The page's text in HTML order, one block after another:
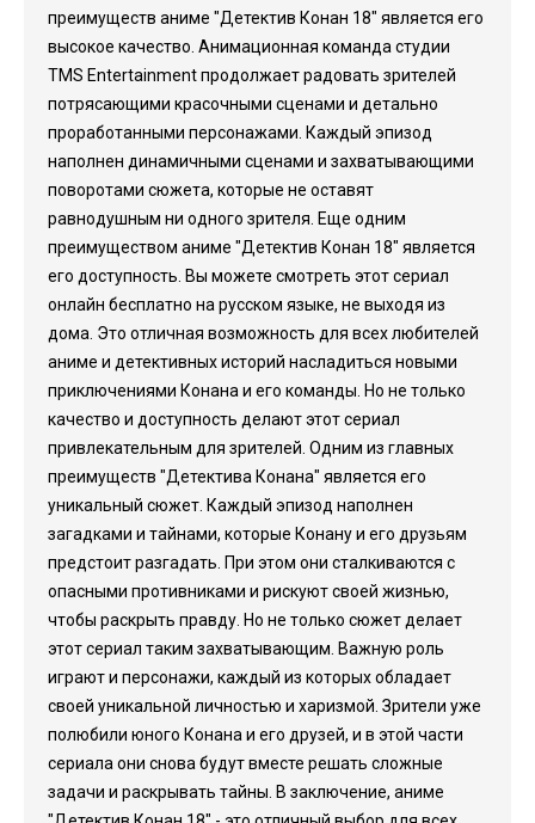
преимуществ аниме "Детектив Конан 18" является его
высокое качество. Анимационная команда студии
TMS Entertainment продолжает радовать зрителей
потрясающими красочными сценами и детально
проработанными персонажами. Каждый эпизод
наполнен динамичными сценами и захватывающими
поворотами сюжета, которые не оставят
равнодушным ни одного зрителя. Еще одним
преимуществом аниме "Детектив Конан 18" является
его доступность. Вы можете смотреть этот сериал
онлайн бесплатно на русском языке, не выходя из
дома. Это отличная возможность для всех любителей
аниме и детективных историй насладиться новыми
приключениями Конана и его команды. Но не только
качество и доступность делают этот сериал
привлекательным для зрителей. Одним из главных
преимуществ "Детектива Конана" является его
уникальный сюжет. Каждый эпизод наполнен
загадками и тайнами, которые Конану и его друзьям
предстоит разгадать. При этом они сталкиваются с
опасными противниками и рискуют своей жизнью,
чтобы раскрыть правду. Но не только сюжет делает
этот сериал таким захватывающим. Важную роль
играют и персонажи, каждый из которых обладает
своей уникальной личностью и харизмой. Зрители уже
полюбили юного Конана и его друзей, и в этой части
сериала они снова будут вместе решать сложные
задачи и раскрывать тайны. В заключение, аниме